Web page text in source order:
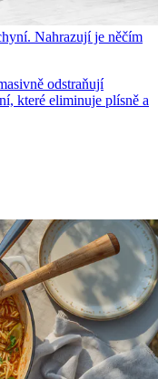
Nahrazují je něčím
odstraňují
které eliminuje plísně a